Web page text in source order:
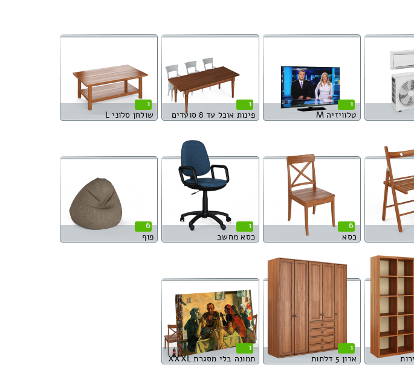
1
טלוויזיה M
1
פינות אוכל עד 8 סועדים
1
שולחן סלוני L
6
כסא
1
כסא מחשב
6
פוף
1
ארון 5 דלתות
1
תמונה בלי מסגרת XXXL